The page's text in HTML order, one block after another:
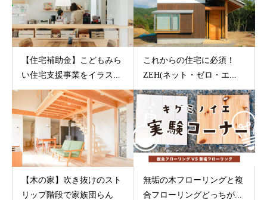
【住宅補助金】こどもみら
い住宅支援事業をイラス...
これからの住宅に必須！
ZEH(ネット・ゼロ・エ...
【木の家】吹き抜けのスト
リップ階段で家族団らん
無垢の木フローリングと複
合フローリングどっちが...